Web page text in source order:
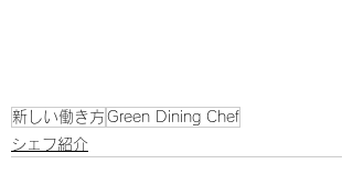
新しい働き方 Green Dining Chef
シェフ紹介